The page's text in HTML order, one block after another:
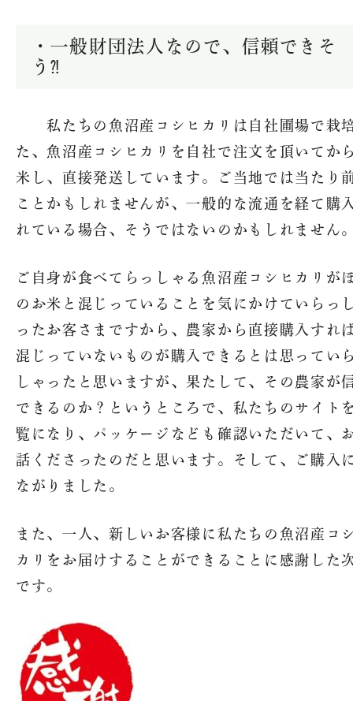
・一般財団法人なので、信頼できそ
う⁈
私たちの魚沼産コシヒカリは自社圃場で栽
た、魚沼産コシヒカリを自社で注文を頂いてか
米し、直接発送しています。ご当地では当たり
ことかもしれませんが、一般的な流通を経て購
れている場合、そうではないのかもしれません
ご自身が食べてらっしゃる魚沼産コシヒカリが
のお米と混じっていることを気にかけていらっ
ったお客さまですから、農家から直接購入すれ
混じっていないものが購入できるとは思ってい
しゃったと思いますが、果たして、その農家が
できるのか？というところで、私たちのサイト
覧になり、パッケージなども確認いただいて、
話くださったのだと思います。そして、ご購入
ながりました。
また、一人、新しいお客様に私たちの魚沼産コ
カリをお届けすることができることに感謝した
です。